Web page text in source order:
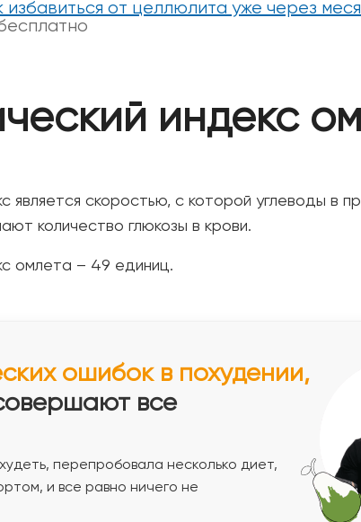
избавиться от целлюлита уже через
индекс
является скоростью, с которой углеводы в
количество глюкозы в крови.
омлета – 49 единиц.
ошибок в похудении,
все
перепробовала несколько диет,
и все равно ничего не